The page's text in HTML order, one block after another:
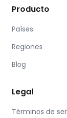
Producto
Países
Regiones
Blog
Legal
Términos de